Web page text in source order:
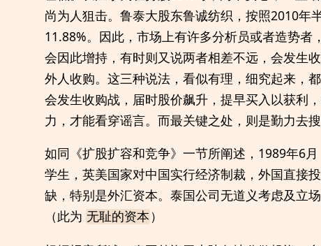
尚为人狙击。鲁泰大股东鲁诚纺织，按照2010年
11.88%。因此，市场上有许多分析员或者造势者
会因此增持，有时则又说两者相差不远，会发生
外人收购。这三种说法，看似有理，细究起来，
会发生收购战，届时股价飙升，提早买入以获利
力，才能看穿谣言。而最关键之处，则是勤力去
如同《扩股扩容和竞争》一节所阐述，1989年6
学生，英美国家对中国实行经济制裁，外国直接
缺，特别是外汇资本。泰国公司无道义考虑及立
（此为 无耻的资本 ）